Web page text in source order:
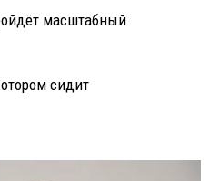
масштабный
сидит